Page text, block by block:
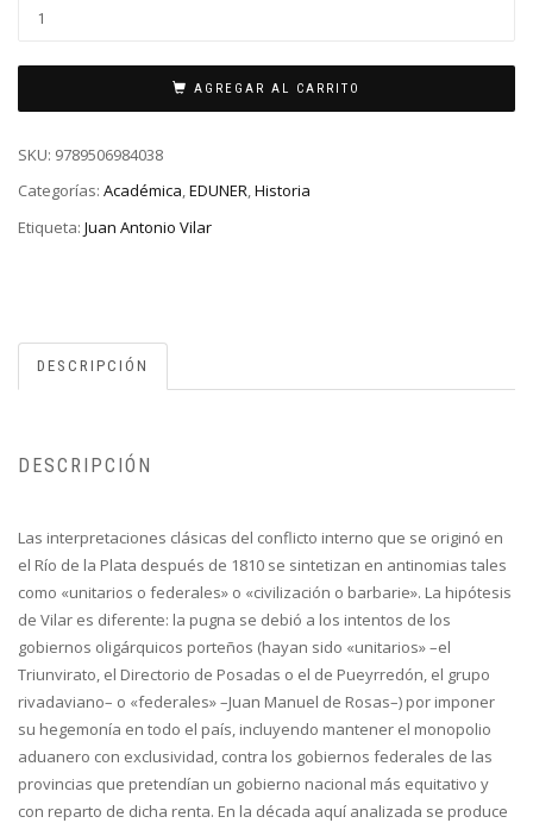
AGREGAR AL CARRITO
SKU: 9789506984038
Categorías: Académica,EDUNER,Historia
Etiqueta: Juan Antonio Vilar
DESCRIPCIÓN
DESCRIPCIÓN
Las interpretaciones clásicas del conflicto interno que se originó en
el Río de la Plata después de 1810 se sintetizan en antinomias tales
como «unitarios o federales» o «civilización o barbarie». La hipótesis
de Vilar es diferente: la pugna se debió a los intentos de los
gobiernos oligárquicos porteños (hayan sido «unitarios» –el
Triunvirato, el Directorio de Posadas o el de Pueyrredón, el grupo
rivadaviano– o «federales» –Juan Manuel de Rosas–) por imponer
su hegemonía en todo el país, incluyendo mantener el monopolio
aduanero con exclusividad, contra los gobiernos federales de las
provincias que pretendían un gobierno nacional más equitativo y
con reparto de dicha renta. En la década aquí analizada se produce